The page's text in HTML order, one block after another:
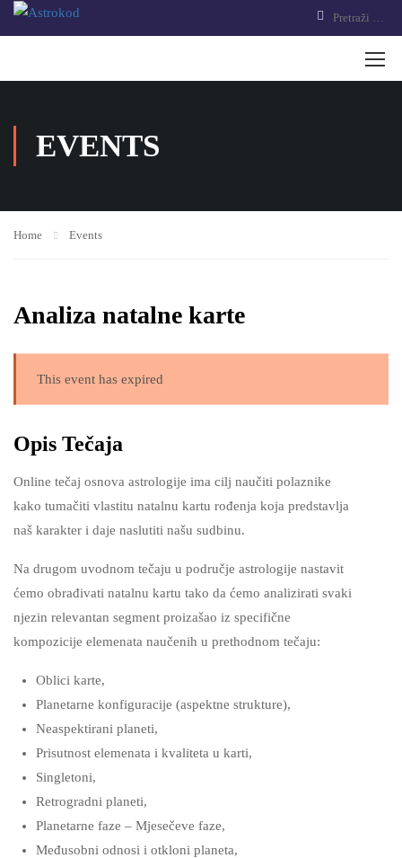
EVENTS
Home Events
Analiza natalne karte
This event has expired
Opis Tečaja
Online tečaj osnova astrologije ima cilj naučiti polaznike
kako tumačiti vlastitu natalnu kartu rođenja koja predstavlja
naš karakter i daje naslutiti našu sudbinu.
Na drugom uvodnom tečaju u područje astrologije nastavit
ćemo obrađivati natalnu kartu tako da ćemo analizirati svaki
njezin relevantan segment proizašao iz specifične
kompozicije elemenata naučenih u prethodnom tečaju:
Oblici karte,
Planetarne konfiguracije (aspektne strukture),
Neaspektirani planeti,
Prisutnost elemenata i kvaliteta u karti,
Singletoni,
Retrogradni planeti,
Planetarne faze – Mjesečeve faze,
Međusobni odnosi i otkloni planeta,